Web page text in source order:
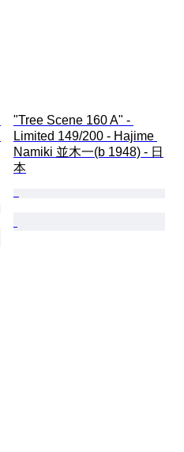
"Tree Scene 160 A" -
Limited 149/200 - Hajime
Namiki 並木一(b 1948) - 日
本